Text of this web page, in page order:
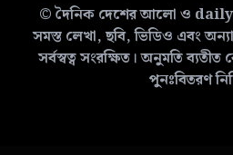
© দৈনিক দেশের আলো ও
সমস্ত লেখা, ছবি, ভিডিও এবং
সর্বস্বত্ব সংরক্ষিত। অনুমতি
পুনঃবিতরণ